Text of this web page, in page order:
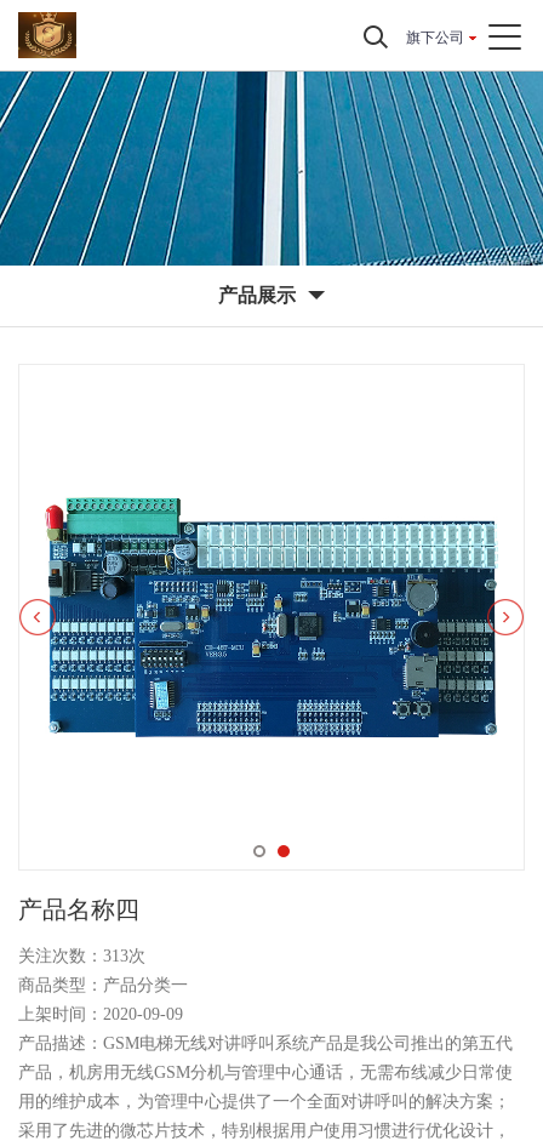
旗下公司
产品展示
产品名称四
关注次数： 313次
商品类型：产品分类一
上架时间：2020-09-09
产品描述：GSM电梯无线对讲呼叫系统产品是我公司推出的第五代
产品，机房用无线GSM分机与管理中心通话，无需布线减少日常使
用的维护成本，为管理中心提供了一个全面对讲呼叫的解决方案；
采用了先进的微芯片技术，特别根据用户使用习惯进行优化设计，